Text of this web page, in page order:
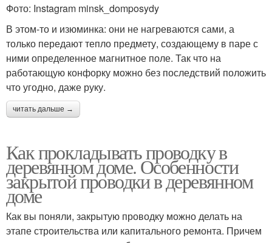
Фото: Instagram minsk_domposydy
В этом-то и изюминка: они не нагреваются сами, а
только передают тепло предмету, создающему в паре с
ними определенное магнитное поле. Так что на
работающую конфорку можно без последствий положить
что угодно, даже руку.
читать дальше →
Как прокладывать проводку в
деревянном доме. Особенности
закрытой проводки в деревянном
доме
Как вы поняли, закрытую проводку можно делать на
этапе строительства или капитального ремонта. Причем